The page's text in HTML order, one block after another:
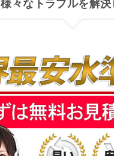
様々なトラブルを解決